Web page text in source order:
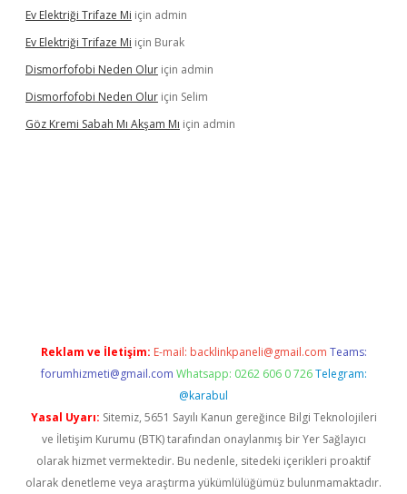
Ev Elektriği Trifaze Mi için admin
Ev Elektriği Trifaze Mi için Burak
Dismorfofobi Neden Olur için admin
Dismorfofobi Neden Olur için Selim
Göz Kremi Sabah Mı Akşam Mı için admin
Reklam ve İletişim: E-mail: backlinkpaneli@gmail.com Teams:
forumhizmeti@gmail.com Whatsapp: 0262 606 0 726 Telegram:
@karabul
Yasal Uyarı: Sitemiz, 5651 Sayılı Kanun gereğince Bilgi Teknolojileri
ve İletişim Kurumu (BTK) tarafından onaylanmış bir Yer Sağlayıcı
olarak hizmet vermektedir. Bu nedenle, sitedeki içerikleri proaktif
olarak denetleme veya araştırma yükümlülüğümüz bulunmamaktadır.